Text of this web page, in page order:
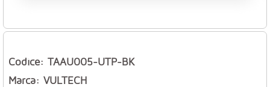
Codice: TAAU005-UTP-BK
Marca: VULTECH